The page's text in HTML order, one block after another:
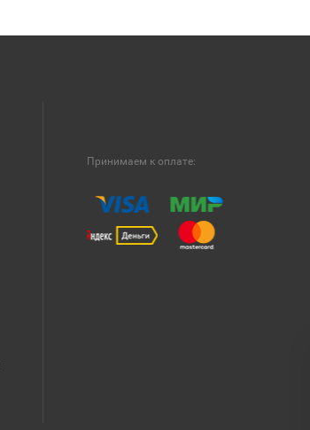
Принимаем к оплате: